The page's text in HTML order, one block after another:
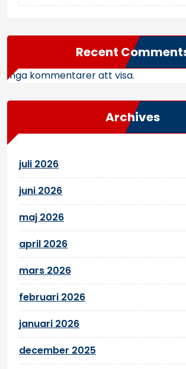
Recent
Inga kommentarer att visa.
Archives
juli 2026
juni 2026
maj 2026
april 2026
mars 2026
februari 2026
januari 2026
december 2025